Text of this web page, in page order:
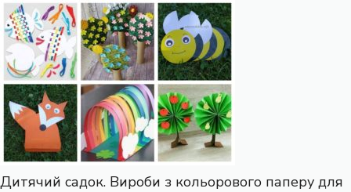
Дитячий садок. Вироби з кольорового паперу для